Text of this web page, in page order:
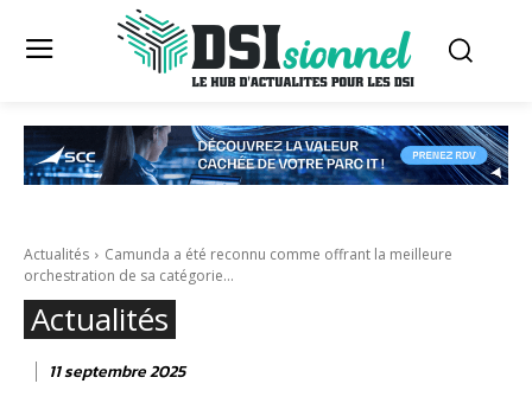
Actualités
Camunda a été reconnu comme offrant la meilleure
orchestration de sa catégorie...
Actualités
11 septembre 2025